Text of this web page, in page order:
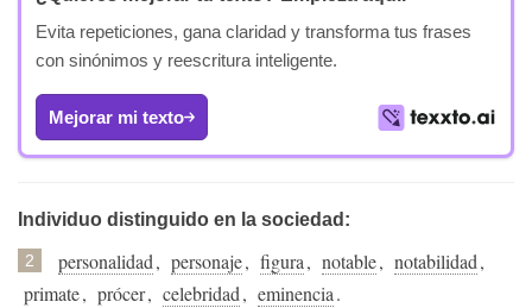
Evita repeticiones, gana claridad y transforma tus frases
con sinónimos y reescritura inteligente.
Mejorar mi texto
Individuo distinguido en la sociedad:
2 personalidad, personaje, figura, notable, notabilidad,
primate, prócer, celebridad, eminencia.